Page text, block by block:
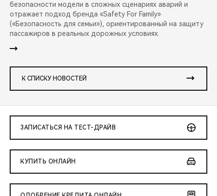
безопасности модели в сложных сценариях аварий и
отражает подход бренда «Safety For Family»
(«Безопасность для семьи»), ориентированный на защиту
пассажиров в реальных дорожных условиях.
К СПИСКУ НОВОСТЕЙ
ЗАПИСАТЬСЯ НА ТЕСТ-ДРАЙВ
КУПИТЬ ОНЛАЙН